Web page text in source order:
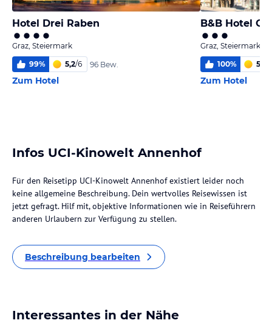
Hotel Drei Raben
Graz, Steiermark
99% 5,2/6 96 Bew.
Zum Hotel
B&B Hotel
Graz, Steiermark
100% 5,3
Zum Hotel
Infos UCI-Kinowelt Annenhof
Für den Reisetipp UCI-Kinowelt Annenhof existiert leider noch
keine allgemeine Beschreibung. Dein wertvolles Reisewissen ist
jetzt gefragt. Hilf mit, objektive Informationen wie in Reiseführern
anderen Urlaubern zur Verfügung zu stellen.
Beschreibung bearbeiten
Interessantes in der Nähe